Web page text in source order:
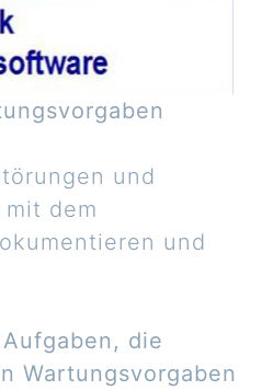
und
dem
und
die
Wartungsvorgaben